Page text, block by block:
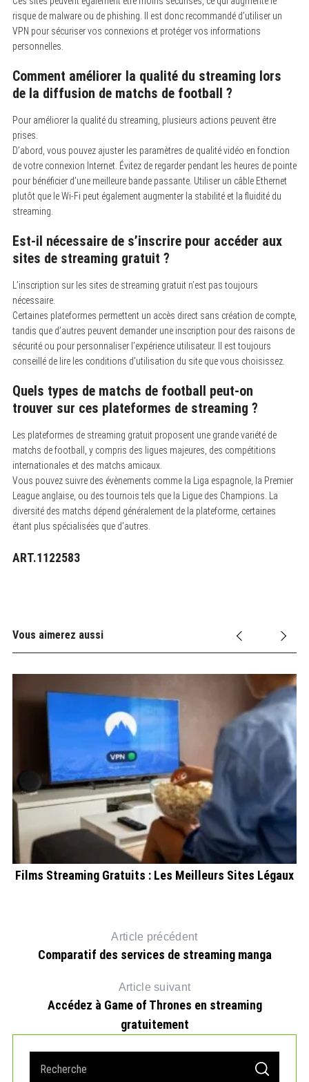
risque de malware ou de phishing. Il est donc recommandé d’utiliser un
VPN pour sécuriser vos connexions et protéger vos informations
personnelles.
Comment améliorer la qualité du streaming lors
de la diffusion de matchs de football ?
Pour améliorer la qualité du streaming, plusieurs actions peuvent être
prises.
D’abord, vous pouvez ajuster les paramètres de qualité vidéo en fonction
de votre connexion Internet. Évitez de regarder pendant les heures de pointe
pour bénéficier d’une meilleure bande passante. Utiliser un câble Ethernet
plutôt que le Wi-Fi peut également augmenter la stabilité et la fluidité du
streaming.
Est-il nécessaire de s’inscrire pour accéder aux
sites de streaming gratuit ?
L’inscription sur les sites de streaming gratuit n’est pas toujours
nécessaire.
Certaines plateformes permettent un accès direct sans création de compte,
tandis que d’autres peuvent demander une inscription pour des raisons de
sécurité ou pour personnaliser l’expérience utilisateur. Il est toujours
conseillé de lire les conditions d’utilisation du site que vous choisissez.
Quels types de matchs de football peut-on
trouver sur ces plateformes de streaming ?
Les plateformes de streaming gratuit proposent une grande variété de
matchs de football, y compris des ligues majeures, des compétitions
internationales et des matchs amicaux.
Vous pouvez suivre des évènements comme la Liga espagnole, la Premier
League anglaise, ou des tournois tels que la Ligue des Champions. La
diversité des matchs dépend généralement de la plateforme, certaines
étant plus spécialisées que d’autres.
ART.1122583
Vous aimerez aussi
Films Streaming Gratuits : Les Meilleurs Sites Légaux
Article précédent
Comparatif des services de streaming manga
Article suivant
Accédez à Game of Thrones en streaming
gratuitement
S